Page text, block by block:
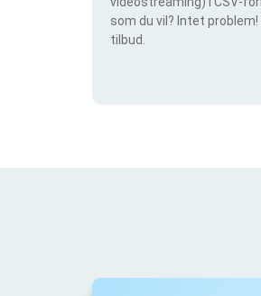
som du vil? Intet problem!
tilbud.